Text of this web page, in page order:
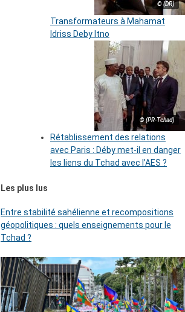
© (DR)
Transformateurs à Mahamat
Idriss Deby Itno
© (PR-Tchad)
Rétablissement des relations
avec Paris : Déby met-il en danger
les liens du Tchad avec l’AES ?
Les plus lus
Entre stabilité sahélienne et recompositions
géopolitiques : quels enseignements pour le
Tchad ?